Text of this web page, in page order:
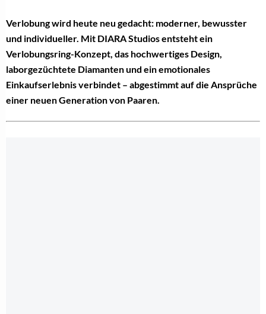
Verlobung wird heute neu gedacht: moderner, bewusster
und individueller. Mit DIARA Studios entsteht ein
Verlobungsring-Konzept, das hochwertiges Design,
laborgezüchtete Diamanten und ein emotionales
Einkaufserlebnis verbindet – abgestimmt auf die Ansprüche
einer neuen Generation von Paaren.